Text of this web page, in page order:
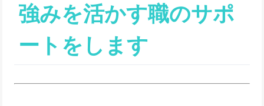
強みを活かす職のサポ
ートをします